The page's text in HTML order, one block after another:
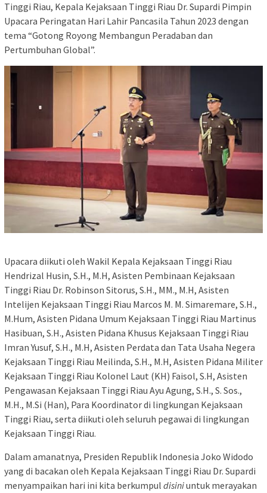
Tinggi Riau, Kepala Kejaksaan Tinggi Riau Dr. Supardi Pimpin
Upacara Peringatan Hari Lahir Pancasila Tahun 2023 dengan
tema “Gotong Royong Membangun Peradaban dan
Pertumbuhan Global”.
Upacara diikuti oleh Wakil Kepala Kejaksaan Tinggi Riau
Hendrizal Husin, S.H., M.H, Asisten Pembinaan Kejaksaan
Tinggi Riau Dr. Robinson Sitorus, S.H., MM., M.H, Asisten
Intelijen Kejaksaan Tinggi Riau Marcos M. M. Simaremare, S.H.,
M.Hum, Asisten Pidana Umum Kejaksaan Tinggi Riau Martinus
Hasibuan, S.H., Asisten Pidana Khusus Kejaksaan Tinggi Riau
Imran Yusuf, S.H., M.H, Asisten Perdata dan Tata Usaha Negera
Kejaksaan Tinggi Riau Meilinda, S.H., M.H, Asisten Pidana Militer
Kejaksaan Tinggi Riau Kolonel Laut (KH) Faisol, S.H, Asisten
Pengawasan Kejaksaan Tinggi Riau Ayu Agung, S.H., S. Sos.,
M.H., M.Si (Han), Para Koordinator di lingkungan Kejaksaan
Tinggi Riau, serta diikuti oleh seluruh pegawai di lingkungan
Kejaksaan Tinggi Riau.
Dalam amanatnya, Presiden Republik Indonesia Joko Widodo
yang di bacakan oleh Kepala Kejaksaan Tinggi Riau Dr. Supardi
menyampaikan hari ini kita berkumpul disiniuntuk merayakan